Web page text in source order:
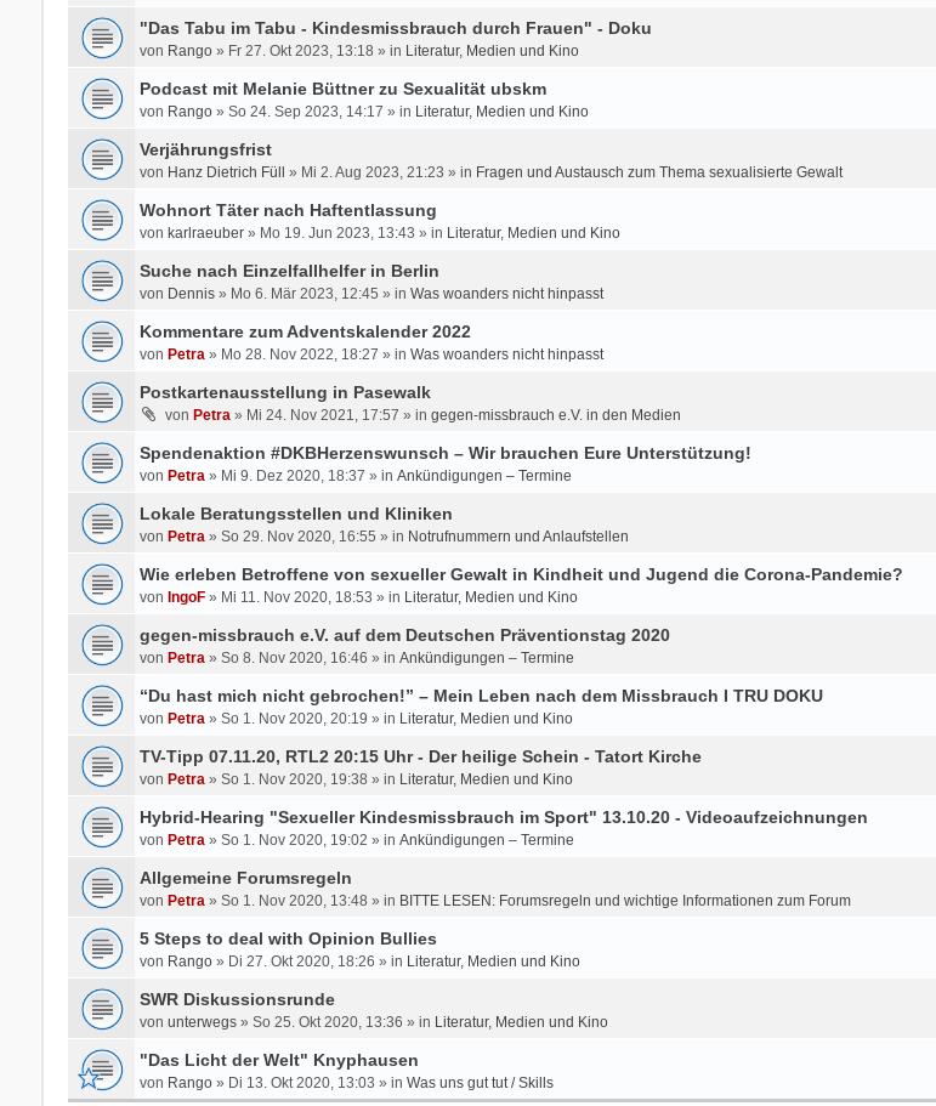
"Das Tabu im Tabu - Kindesmissbrauch durch Frauen" - Doku
von Rango» Fr 27. Okt 2023, 13:18 » in Literatur, Medien und Kino
Podcast mit Melanie Büttner zu Sexualität ubskm
von Rango» So 24. Sep 2023, 14:17 » in Literatur, Medien und Kino
Verjährungsfrist
von Hanz Dietrich Füll » Mi 2. Aug 2023, 21:23 » in Fragen und Austausch zum Thema sexualisierte Gewalt
Wohnort Täter nach Haftentlassung
von karlraeuber» Mo 19. Jun 2023, 13:43 » in Literatur, Medien und Kino
Suche nach Einzelfallhelfer in Berlin
von Dennis» Mo 6. Mär 2023, 12:45 » in Was woanders nicht hinpasst
Kommentare zum Adventskalender 2022
von Petra» Mo 28. Nov 2022, 18:27 » in Was woanders nicht hinpasst
Postkartenausstellung in Pasewalk
von Petra» Mi 24. Nov 2021, 17:57 » in gegen-missbrauch e.V. in den Medien
Spendenaktion #DKBHerzenswunsch – Wir brauchen Eure Unterstützung!
von Petra» Mi 9. Dez 2020, 18:37 » in Ankündigungen – Termine
Lokale Beratungsstellen und Kliniken
von Petra» So 29. Nov 2020, 16:55 » in Notrufnummern und Anlaufstellen
Wie erleben Betroffene von sexueller Gewalt in Kindheit und Jugend die Corona-Pandemie?
von IngoF» Mi 11. Nov 2020, 18:53 » in Literatur, Medien und Kino
gegen-missbrauch e.V. auf dem Deutschen Präventionstag 2020
von Petra» So 8. Nov 2020, 16:46 » in Ankündigungen – Termine
“Du hast mich nicht gebrochen!” – Mein Leben nach dem Missbrauch I TRU DOKU
von Petra» So 1. Nov 2020, 20:19 » in Literatur, Medien und Kino
TV-Tipp 07.11.20, RTL2 20:15 Uhr - Der heilige Schein - Tatort Kirche
von Petra» So 1. Nov 2020, 19:38 » in Literatur, Medien und Kino
Hybrid-Hearing "Sexueller Kindesmissbrauch im Sport" 13.10.20 - Videoaufzeichnungen
von Petra» So 1. Nov 2020, 19:02 » in Ankündigungen – Termine
Allgemeine Forumsregeln
von Petra» So 1. Nov 2020, 13:48 » in BITTE LESEN: Forumsregeln und wichtige Informationen zum Forum
5 Steps to deal with Opinion Bullies
von Rango» Di 27. Okt 2020, 18:26 » in Literatur, Medien und Kino
SWR Diskussionsrunde
von unterwegs» So 25. Okt 2020, 13:36 » in Literatur, Medien und Kino
"Das Licht der Welt" Knyphausen
von Rango» Di 13. Okt 2020, 13:03 » in Was uns gut tut / Skills